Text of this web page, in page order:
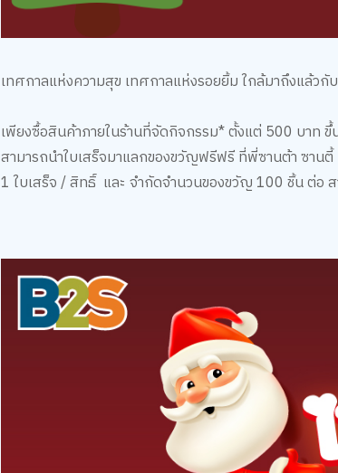
เทศกาลแห่งความสุข เทศกาลแห่งรอยยิ้ม ใกล้มาถึงแล้วกั
เพียงซื้อสินค้าภายในร้านที่จัดกิจกรรม*ตั้งแต่ 500 บาท ขึ้
สามารถนำใบเสร็จมาแลกของขวัญฟรีฟรี ที่พี่ซานต้า ซานตี้
1 ใบเสร็จ/สิทธิ์ และ จำกัดจำนวนของขวัญ100ชิ้น ต่อ